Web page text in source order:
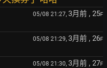
05/08 21:27, 3月前 , 25F
05/08 21:29, 3月前 , 26F
05/08 21:30, 3月前 , 27F